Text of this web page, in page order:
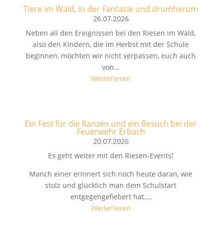
Tiere im Wald, in der Fantasie und drumherum
26.07.2026
Neben all den Ereignissen bei den Riesen im Wald,
also den Kindern, die im Herbst mit der Schule
beginnen, möchten wir nicht verpassen, euch auch
von…
Weiterlesen
Ein Fest für die Ranzen und ein Besuch bei der
Feuerwehr Erbach
20.07.2026
Es geht weiter mit den Riesen-Events!
Manch einer erinnert sich noch heute daran, wie
stolz und glücklich man dem Schulstart
entgegengefiebert hat.…
Weiterlesen